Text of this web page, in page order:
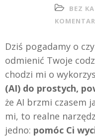
BEZ
Dziś pogadamy o
odmienić Twoje
chodzi mi o
(AI) do prostych,
że AI brzmi czasem
mi, to realne
jedno: pomóc Ci